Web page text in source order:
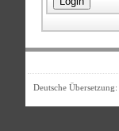
Deutsche Übersetzung: